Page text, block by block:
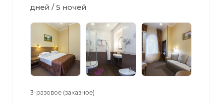
дней / 5 ночей
3-разовое (заказное)